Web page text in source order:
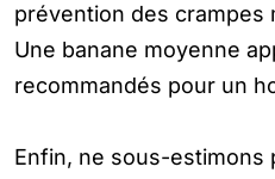
prévention des crampes
Une banane moyenne
recommandés pour un
Enfin, ne sous-estimons